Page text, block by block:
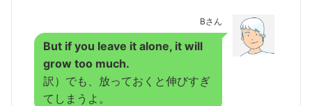
Bさん
But if you leave it alone, it will
grow too much.
訳）でも、放っておくと伸びすぎ
てしまうよ。